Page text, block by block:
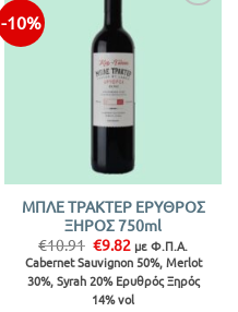
-10%
ΜΠΛΕ ΤΡΑΚΤΕΡ ΕΡΥΘΡΟΣ
ΞΗΡΟΣ 750ml
€10.91 Original
price
was:
€10.91.
€9.82 Η
τρέχουσα
τιμή
είναι:
€9.82.
με Φ.Π.Α.
Cabernet Sauvignon 50%, Merlot
30%, Syrah 20% Ερυθρός Ξηρός
14% vol